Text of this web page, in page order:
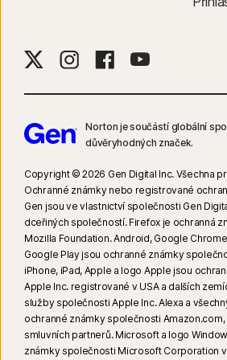
Funkce dohledu nad polohou NEJSOU k
Podrobnosti zobrazíte kliknutím
podmínky, že zařízení dítěte je zapnuté a je v
Funkce Dohled nad videem vyžaduje
Windows a prohlížeč Norton Browser
se systémem iOS a Android. Zajišťuje dohled
stránkách YouTube.com (nikoli však videi
internetových stránek nebo blogů) a na
v systému Windows). Nefunguje s aplikacemi
Dohled nad vyhledáváním vyžaduje ve
pro prohlížeče a v iOS a Androidu Norton
Norton je součástí globální
důvěryhodných značek.
Copyright © 2026 Gen Digital Inc. Všechna
Ochranné známky nebo registrované
Gen jsou ve vlastnictví společnosti Gen
dceřiných společností. Firefox je ochranná
Mozilla Foundation. Android, Google
Google Play jsou ochranné známky
iPhone, iPad, Apple a logo Apple jsou
Apple Inc. registrované v USA a dalších
služby společnosti Apple Inc. Alexa a
ochranné známky společnosti Amazon.com,
smluvních partnerů. Microsoft a logo
známky společnosti Microsoft Corporation v